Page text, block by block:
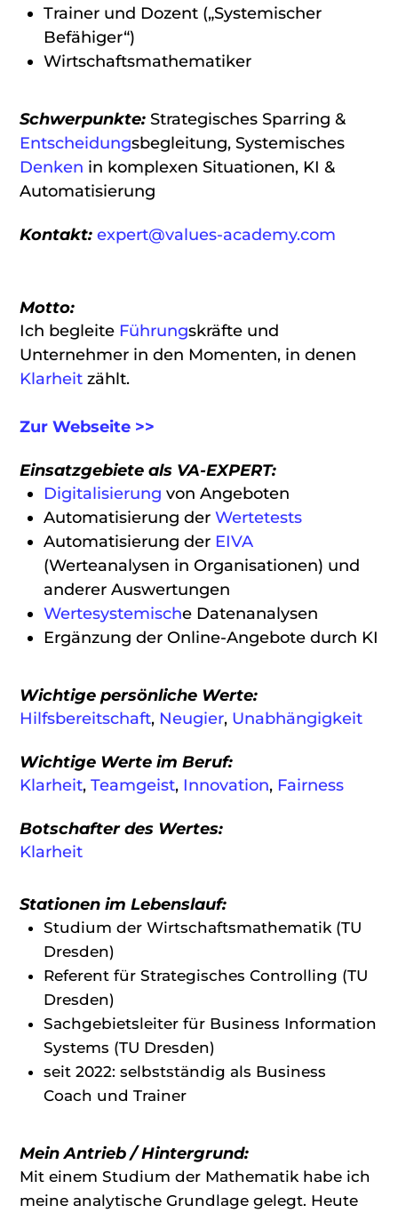
Trainer und Dozent („Systemischer
Befähiger“)
Wirtschaftsmathematiker
Schwerpunkte: Strategisches Sparring &
Entscheidungsbegleitung, Systemisches
Denken in komplexen Situationen, KI &
Automatisierung
Kontakt: expert@values-academy.com
Motto:
Ich begleite Führungskräfte und
Unternehmer in den Momenten, in denen
Klarheit zählt.
Zur Webseite >>
Einsatzgebiete als VA-EXPERT:
Digitalisierung von Angeboten
Automatisierung der Wertetests
Automatisierung der EIVA
(Werteanalysen in Organisationen) und
anderer Auswertungen
Wertesystemische Datenanalysen
Ergänzung der Online-Angebote durch KI
Wichtige persönliche Werte:
Hilfsbereitschaft, Neugier, Unabhängigkeit
Wichtige Werte im Beruf:
Klarheit, Teamgeist, Innovation, Fairness
Botschafter des Wertes:
Klarheit
Stationen im Lebenslauf:
Studium der Wirtschaftsmathematik (TU
Dresden)
Referent für Strategisches Controlling (TU
Dresden)
Sachgebietsleiter für Business Information
Systems (TU Dresden)
seit 2022: selbstständig als Business
Coach und Trainer
Mein Antrieb / Hintergrund:
Mit einem Studium der Mathematik habe ich
meine analytische Grundlage gelegt. Heute